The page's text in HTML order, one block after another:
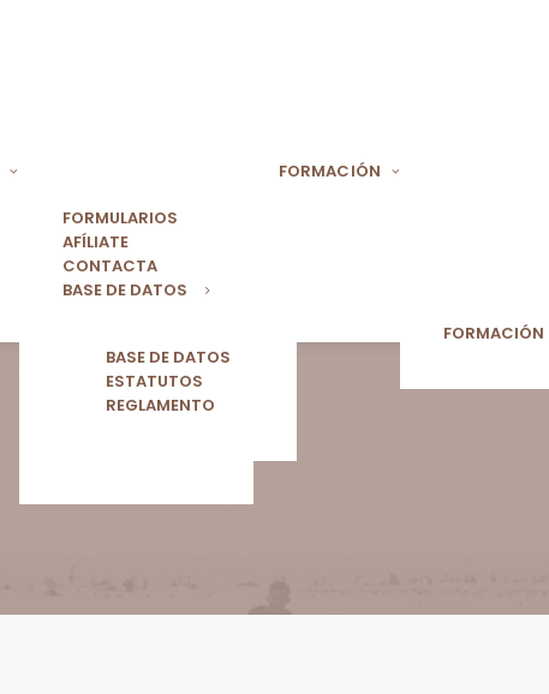
FORMULARIOS
AFÍLIATE
CONTACTA
BASE DE DATOS
BASE DE DATOS
ESTATUTOS
REGLAMENTO
FORMACIÓN
FORMACIÓN